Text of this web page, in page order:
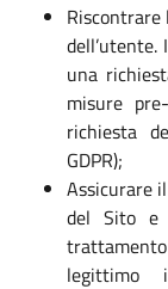
una
misure
richiesta
GDPR);
Assicurare
del Sito e
legittimo